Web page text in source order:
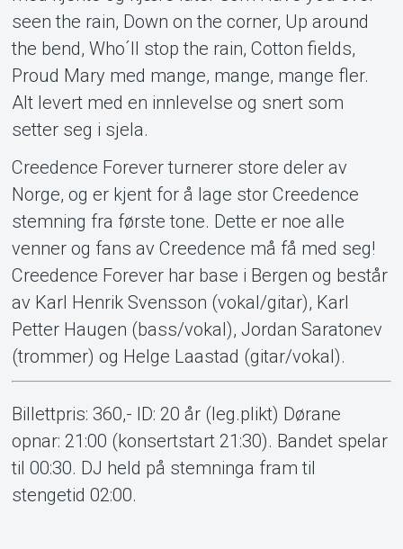
seen the rain, Down on the corner, Up around
the bend, Who´ll stop the rain, Cotton fields,
Proud Mary med mange, mange, mange fler.
Alt levert med en innlevelse og snert som
setter seg i sjela.
Creedence Forever turnerer store deler av
Norge, og er kjent for å lage stor Creedence
stemning fra første tone. Dette er noe alle
venner og fans av Creedence må få med seg!
Creedence Forever har base i Bergen og består
av Karl Henrik Svensson (vokal/gitar), Karl
Petter Haugen (bass/vokal), Jordan Saratonev
(trommer) og Helge Laastad (gitar/vokal).
Billettpris: 360,- ID: 20 år (leg.plikt) Dørane
opnar: 21:00 (konsertstart 21:30). Bandet spelar
til 00:30. DJ held på stemninga fram til
stengetid 02:00.